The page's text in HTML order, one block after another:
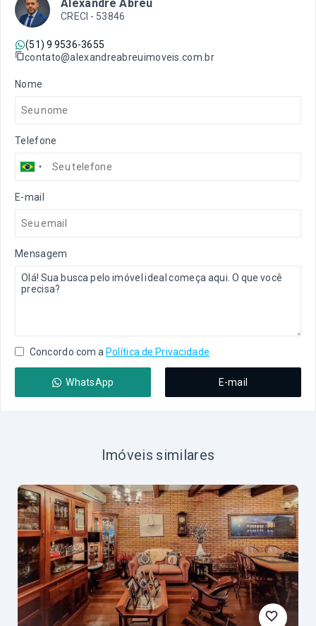
Alexandre Abreu
CRECI - 53846
(51) 9 9536-3655
contato@alexandreabreuimoveis.com.br
Nome
Telefone
E-mail
Mensagem
Concordo com a Política de Privacidade
WhatsApp E-mail
Imóveis similares